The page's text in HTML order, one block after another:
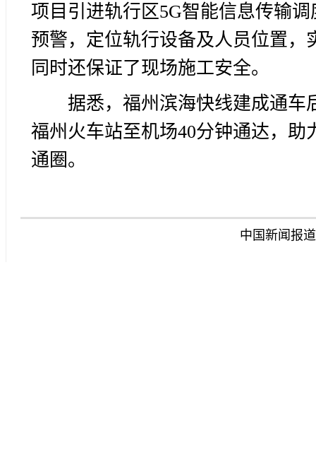
项目引进轨行区5G智能信息传输
预警，定位轨行设备及人员位置
同时还保证了现场施工安全。
据悉，福州滨海快线建成通车
福州火车站至机场40分钟通达，
通圈。
中国新闻报